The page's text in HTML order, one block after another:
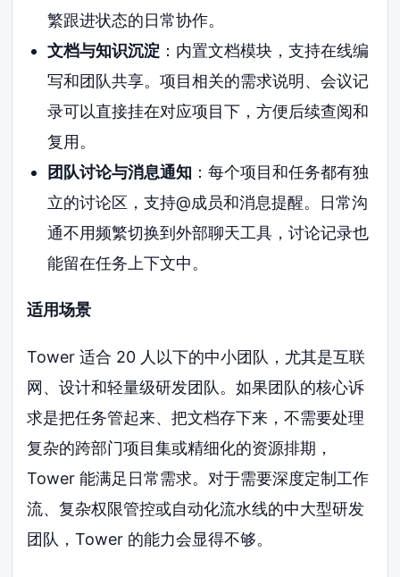
繁跟进状态的日常协作。
文档与知识沉淀：内置文档模块，支持在线编
写和团队共享。项目相关的需求说明、会议记
录可以直接挂在对应项目下，方便后续查阅和
复用。
团队讨论与消息通知 ：每个项目和任务都有独
立的讨论区，支持@成员和消息提醒。日常沟
通不用频繁切换到外部聊天工具，讨论记录也
能留在任务上下文中。
适用场景
Tower 适合 20 人以下的中小团队，尤其是互联
网、设计和轻量级研发团队。如果团队的核心诉
求是把任务管起来、把文档存下来，不需要处理
复杂的跨部门项目集或精细化的资源排期，
Tower 能满足日常需求。对于需要深度定制工作
流、复杂权限管控或自动化流水线的中大型研发
团队，Tower 的能力会显得不够。